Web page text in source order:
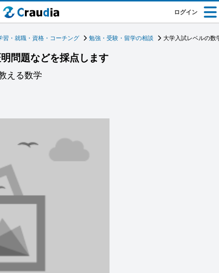
ログイン
習・就職・資格・コーチング 勉強・受験・留学の相談 大学入試レベルの数
問題などを採点します
える数学